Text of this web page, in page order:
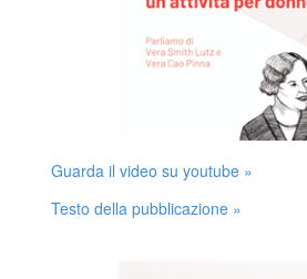
Guarda il video su youtube »
Testo della pubblicazione »